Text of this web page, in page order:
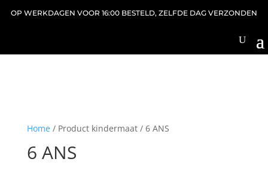
OP WERKDAGEN VOOR 16:00 BESTELD, ZELFDE DAG VERZONDEN
Home/ Product kindermaat / 6 ANS
6 ANS